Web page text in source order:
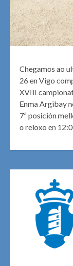
Chegamos ao
26 en Vigo
XVIII
Enma Argibay
7ª posición
o reloxo en